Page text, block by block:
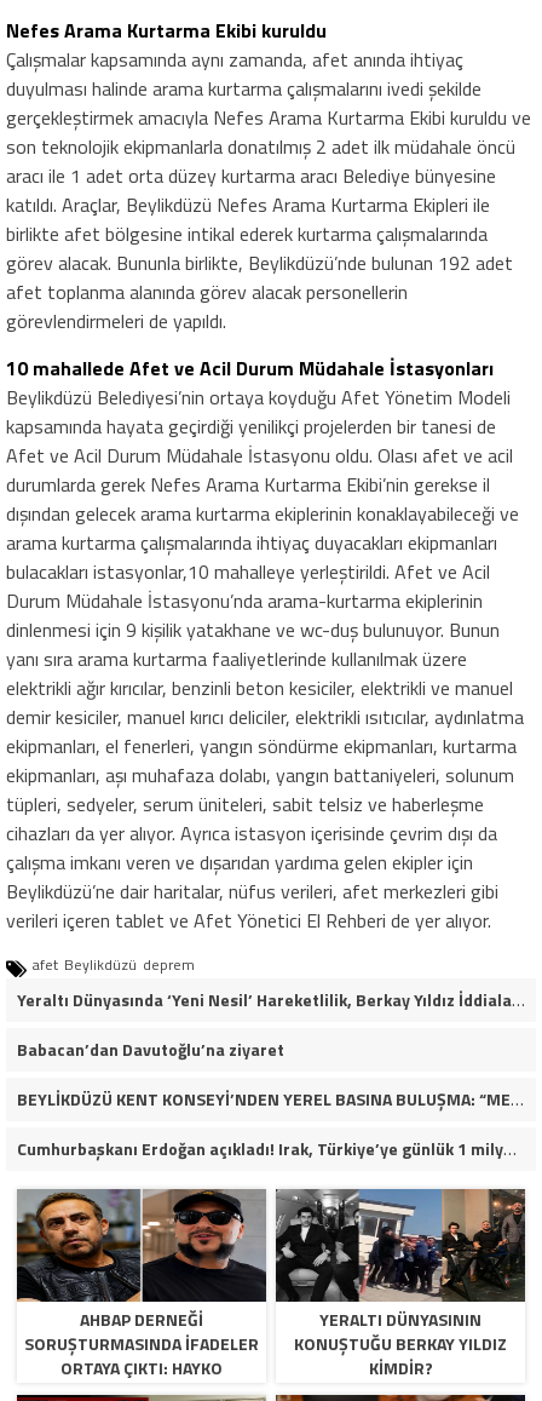
Nefes Arama Kurtarma Ekibi kuruldu
Çalışmalar kapsamında aynı zamanda, afet anında ihtiyaç
duyulması halinde arama kurtarma çalışmalarını ivedi şekilde
gerçekleştirmek amacıyla Nefes Arama Kurtarma Ekibi kuruldu ve
son teknolojik ekipmanlarla donatılmış 2 adet ilk müdahale öncü
aracı ile 1 adet orta düzey kurtarma aracı Belediye bünyesine
katıldı. Araçlar, Beylikdüzü Nefes Arama Kurtarma Ekipleri ile
birlikte afet bölgesine intikal ederek kurtarma çalışmalarında
görev alacak. Bununla birlikte, Beylikdüzü’nde bulunan 192 adet
afet toplanma alanında görev alacak personellerin
görevlendirmeleri de yapıldı.
10 mahallede Afet ve Acil Durum Müdahale İstasyonları
Beylikdüzü Belediyesi’nin ortaya koyduğu Afet Yönetim Modeli
kapsamında hayata geçirdiği yenilikçi projelerden bir tanesi de
Afet ve Acil Durum Müdahale İstasyonu oldu. Olası afet ve acil
durumlarda gerek Nefes Arama Kurtarma Ekibi’nin gerekse il
dışından gelecek arama kurtarma ekiplerinin konaklayabileceği ve
arama kurtarma çalışmalarında ihtiyaç duyacakları ekipmanları
bulacakları istasyonlar,10 mahalleye yerleştirildi. Afet ve Acil
Durum Müdahale İstasyonu’nda arama-kurtarma ekiplerinin
dinlenmesi için 9 kişilik yatakhane ve wc-duş bulunuyor. Bunun
yanı sıra arama kurtarma faaliyetlerinde kullanılmak üzere
elektrikli ağır kırıcılar, benzinli beton kesiciler, elektrikli ve manuel
demir kesiciler, manuel kırıcı deliciler, elektrikli ısıtıcılar, aydınlatma
ekipmanları, el fenerleri, yangın söndürme ekipmanları, kurtarma
ekipmanları, aşı muhafaza dolabı, yangın battaniyeleri, solunum
tüpleri, sedyeler, serum üniteleri, sabit telsiz ve haberleşme
cihazları da yer alıyor. Ayrıca istasyon içerisinde çevrim dışı da
çalışma imkanı veren ve dışarıdan yardıma gelen ekipler için
Beylikdüzü’ne dair haritalar, nüfus verileri, afet merkezleri gibi
verileri içeren tablet ve Afet Yönetici El Rehberi de yer alıyor.
afet Beylikdüzü deprem
Yeraltı Dünyasında ‘Yeni Nesil’ Hareketlilik, Berkay Yıldız İddiaları Soruşturma Dosyalarına Yansıdı!
Babacan’dan Davutoğlu’na ziyaret
BEYLİKDÜZÜ KENT KONSEYİ’NDEN YEREL BASINA BULUŞMA: “MEVZU MEMLEKET MESELESİ
Cumhurbaşkanı Erdoğan açıkladı! Irak, Türkiye’ye günlük 1 milyon varil petrol verecek
AHBAP DERNEĞI
SORUŞTURMASINDA İFADELER
ORTAYA ÇIKTI: HAYKO
CEPKIN’DEN DIKKAT ÇEKEN
YERALTI DÜNYASININ
KONUŞTUĞU BERKAY YILDIZ
KIMDIR?